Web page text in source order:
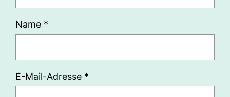
Name *
E-Mail-Adresse *